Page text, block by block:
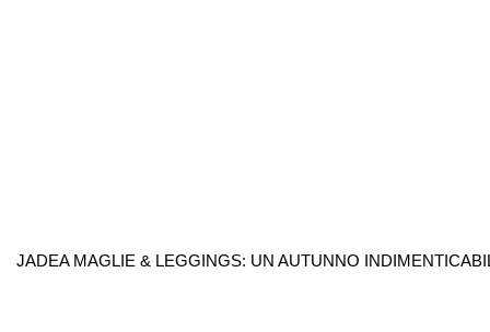
JADEA MAGLIE & LEGGINGS: UN AUTUNNO